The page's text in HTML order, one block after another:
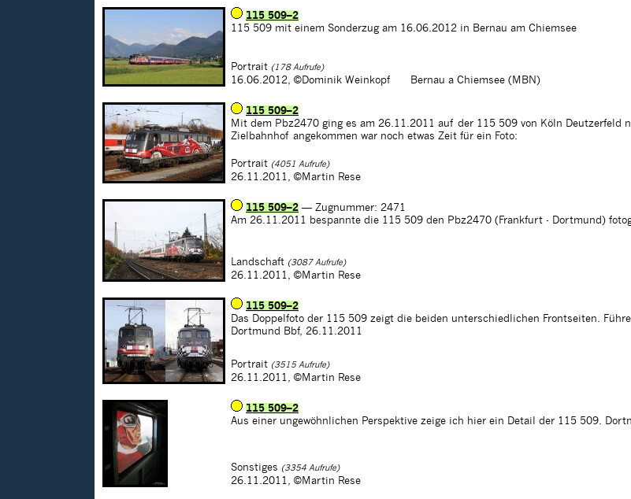
115 509–2
115 509 mit einem Sonderzug am 16.06.2012 in Bernau am Chiemsee
Portrait (178 Aufrufe)
16.06.2012, ©Dominik Weinkopf Bernau a Chiemsee (MBN)
115 509–2
Mit dem Pbz2470 ging es am 26.11.2011 auf der 115 509 von Köln Deutzerfeld
Zielbahnhof angekommen war noch etwas Zeit für ein Foto:
Portrait (4051 Aufrufe)
26.11.2011, ©Martin Rese
115 509–2 — Zugnummer: 2471
Am 26.11.2011 bespannte die 115 509 den Pbz2470 (Frankfurt - Dortmund)
Landschaft (3087 Aufrufe)
26.11.2011, ©Martin Rese
115 509–2
Das Doppelfoto der 115 509 zeigt die beiden unterschiedlichen Frontseiten.
Dortmund Bbf, 26.11.2011
Portrait (3515 Aufrufe)
26.11.2011, ©Martin Rese
115 509–2
Aus einer ungewöhnlichen Perspektive zeige ich hier ein Detail der 115 509.
Sonstiges (3354 Aufrufe)
26.11.2011, ©Martin Rese